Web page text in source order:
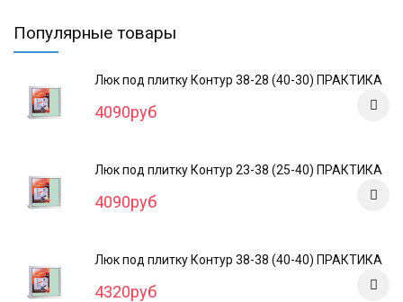
Популярные товары
Люк под плитку Контур 38-28 (40-30) ПРАКТИКА
4090руб
Люк под плитку Контур 23-38 (25-40) ПРАКТИКА
4090руб
Люк под плитку Контур 38-38 (40-40) ПРАКТИКА
4320руб